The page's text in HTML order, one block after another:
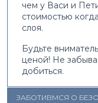
чем у Васи и
стоимостью
слоя.
Будьте
ценой! Не
добиться.
ЗАБОТИВМСЯ О